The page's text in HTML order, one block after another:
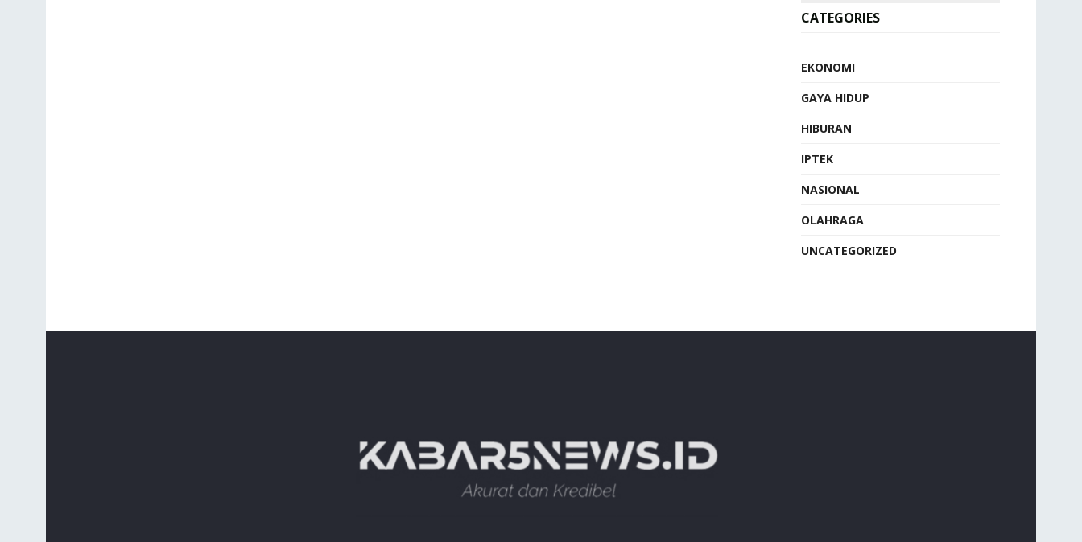
CATEGORIES
EKONOMI
GAYA HIDUP
HIBURAN
IPTEK
NASIONAL
OLAHRAGA
UNCATEGORIZED